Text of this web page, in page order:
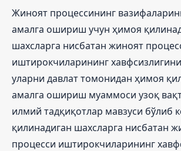
Жиноят процессининг
амалга ошириш учун ҳимоя
шахсларга нисбатан жиноят
иштирокчиларининг
уларни давлат томонидан ҳимоя
амалга ошириш муаммоси узоқ
илмий тадқиқотлар мавзуси бўлиб
қилинадиган шахсларга нисбатан
процесси иштирокчиларининг